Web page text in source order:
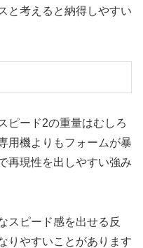
と考えると納得しやすい
ピード2の重量はむしろ
用機よりもフォームが暴
再現性を出しやすい強み
スピード感を出せる反
りやすいことがあります